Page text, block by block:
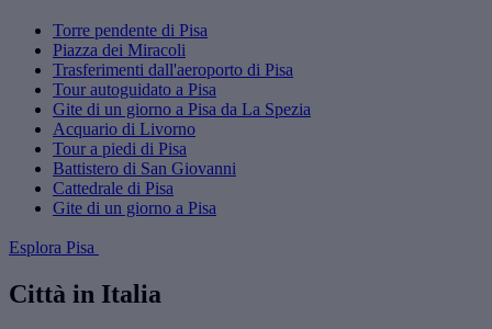
Torre pendente di Pisa
Piazza dei Miracoli
Trasferimenti dall'aeroporto di Pisa
Tour autoguidato a Pisa
Gite di un giorno a Pisa da La Spezia
Acquario di Livorno
Tour a piedi di Pisa
Battistero di San Giovanni
Cattedrale di Pisa
Gite di un giorno a Pisa
Esplora Pisa
Città in Italia